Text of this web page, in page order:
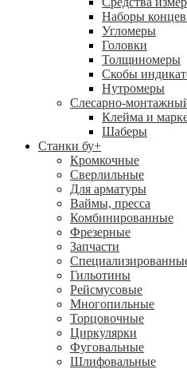
Наборы
Угломеры
Головки
Толщиномеры
Скобы
Нутромеры
Слесарно-
Клейма и
Шаберы
Станки бу+
Кромкочные
Сверлильные
Для арматуры
Ваймы, пресса
Комбинированные
Фрезерные
Запчасти
Гильотины
Рейсмусовые
Многопильные
Торцовочные
Циркулярки
Фуговальные
Шлифовальные